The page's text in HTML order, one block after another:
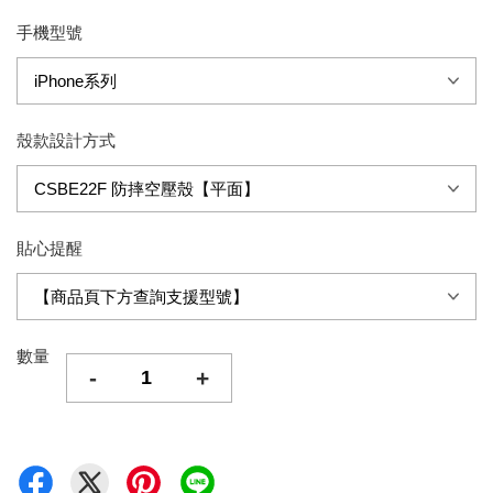
手機型號
殼款設計方式
貼心提醒
數量
- +